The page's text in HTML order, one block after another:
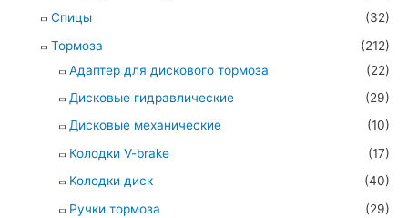
Спицы
(32)
Тормоза
(212)
Адаптер для дискового тормоза
(22)
Дисковые гидравлические
(29)
Дисковые механические
(10)
Колодки V-brake
(17)
Колодки диск
(40)
Ручки тормоза
(29)